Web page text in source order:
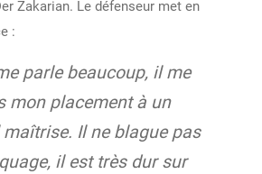
Zakarian. Le défenseur met en
:
parle beaucoup, il me
mon placement à un
maîtrise. Il ne blague pas
il est très dur sur